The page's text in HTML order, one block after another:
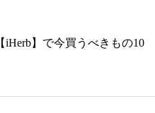
iHerb】で今買うべきもの10